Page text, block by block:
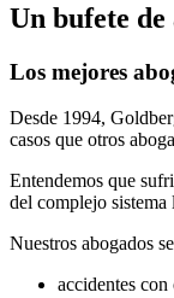
Contáctenos
Un bufete de
Los mejores
Desde 1994,
casos que otros
Entendemos que
del complejo sistema
Nuestros abogados
accidentes